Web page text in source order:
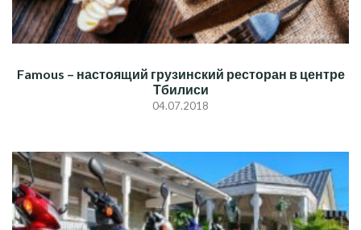
Famous – настоящий грузинский ресторан в центре
Тбилиси
04.07.2018